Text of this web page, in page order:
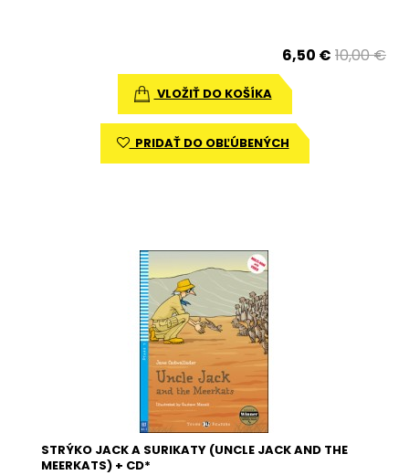
6,50 € 10,00 €
VLOŽIŤ DO KOŠÍKA
PRIDAŤ DO OBĽÚBENÝCH
STRÝKO JACK A SURIKATY (UNCLE JACK AND THE
MEERKATS) + CD*